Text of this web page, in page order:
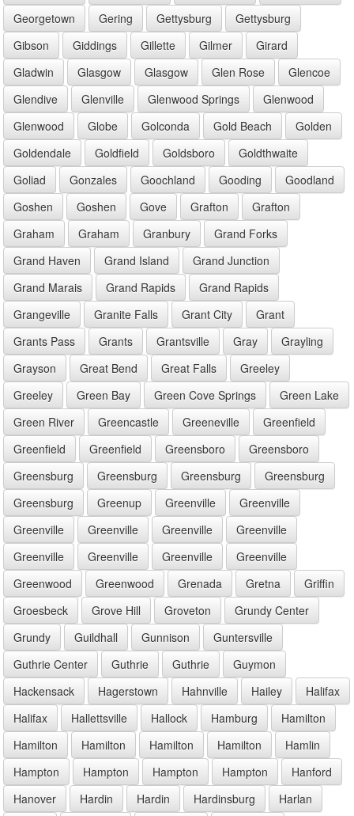
Georgetown
Gering Gettysburg
Gettysburg
Gibson
Giddings Gillette Gilmer
Girard
Gladwin
Glasgow Glasgow Glen Rose
Glencoe
Glendive
Glenville Glenwood Springs
Glenwood
Glenwood
Globe Golconda Gold Beach
Golden
Goldendale
Goldfield Goldsboro
Goldthwaite
Goliad
Gonzales Goochland Gooding
Goodland
Goshen
Goshen Gove Grafton
Grafton
Graham
Graham Granbury
Grand Forks
Grand Haven
Grand Island
Grand Junction
Grand Marais
Grand Rapids
Grand Rapids
Grangeville
Granite Falls Grant City
Grant
Grants Pass
Grants Grantsville Gray
Grayling
Grayson
Great Bend Great Falls
Greeley
Greeley
Green Bay Green Cove Springs
Green Lake
Green River
Greencastle Greeneville
Greenfield
Greenfield
Greenfield Greensboro
Greensboro
Greensburg
Greensburg Greensburg
Greensburg
Greensburg
Greenup Greenville
Greenville
Greenville
Greenville Greenville
Greenville
Greenville
Greenville Greenville
Greenville
Greenwood
Greenwood Grenada Gretna
Griffin
Groesbeck
Grove Hill Groveton
Grundy Center
Grundy
Guildhall Gunnison
Guntersville
Guthrie Center
Guthrie Guthrie
Guymon
Hackensack
Hagerstown Hahnville Hailey
Halifax
Halifax
Hallettsville Hallock Hamburg
Hamilton
Hamilton
Hamilton Hamilton Hamilton
Hamlin
Hampton
Hampton Hampton Hampton
Hanford
Hanover
Hardin Hardin Hardinsburg
Harlan